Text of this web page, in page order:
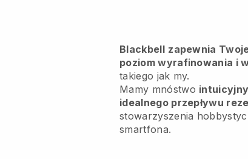
Blackbell zapewnia
poziom wyrafinowania i
takiego jak my.
Mamy mnóstwo
idealnego przepływu
stowarzyszenia
smartfona.